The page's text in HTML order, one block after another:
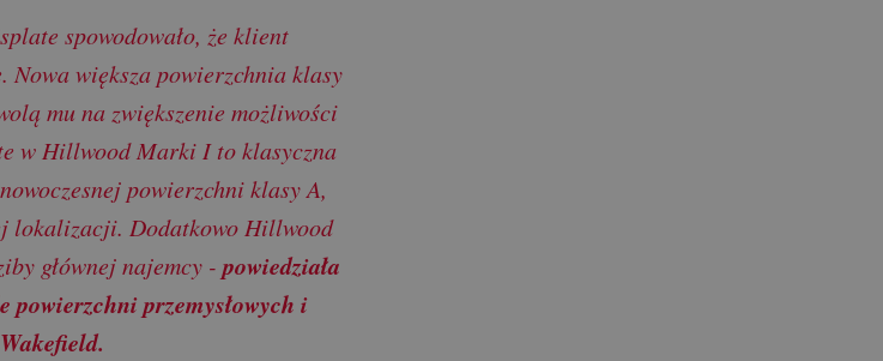
spowodowało, że klient
Nowa większa powierzchnia klasy
mu na zwiększenie możliwości
w Hillwood Marki I to klasyczna
powierzchni klasy A,
lokalizacji. Dodatkowo Hillwood
głównej najemcy - powiedziała
powierzchni przemysłowych i